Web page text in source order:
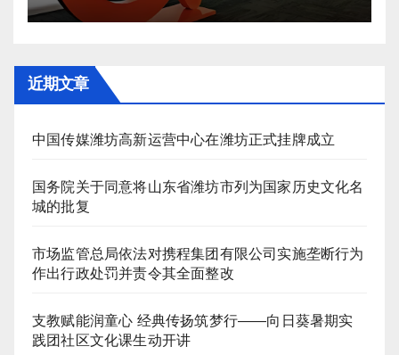
近期文章
中国传媒潍坊高新运营中心在潍坊正式挂牌成立
国务院关于同意将山东省潍坊市列为国家历史文化名
城的批复
市场监管总局依法对携程集团有限公司实施垄断行为
作出行政处罚并责令其全面整改
支教赋能润童心 经典传扬筑梦行——向日葵暑期实
践团社区文化课生动开讲